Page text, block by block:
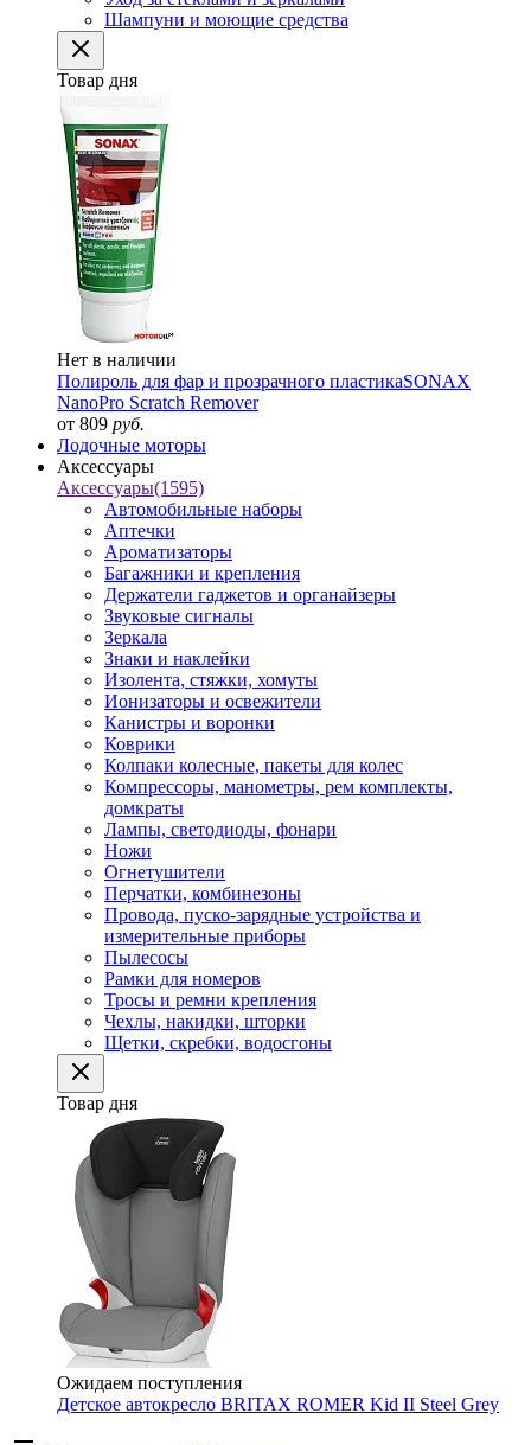
Шампуни и моющие средства
Товар дня
Нет в наличии
Полироль для фар и прозрачного пластикаSONAX
NanoPro Scratch Remover
от 809 руб.
Лодочные моторы
Аксессуары
Аксессуары(1595)
Автомобильные наборы
Аптечки
Ароматизаторы
Багажники и крепления
Держатели гаджетов и органайзеры
Звуковые сигналы
Зеркала
Знаки и наклейки
Изолента, стяжки, хомуты
Ионизаторы и освежители
Канистры и воронки
Коврики
Колпаки колесные, пакеты для колес
Компрессоры, манометры, рем комплекты,
домкраты
Лампы, светодиоды, фонари
Ножи
Огнетушители
Перчатки, комбинезоны
Провода, пуско-зарядные устройства и
измерительные приборы
Пылесосы
Рамки для номеров
Тросы и ремни крепления
Чехлы, накидки, шторки
Щетки, скребки, водосгоны
Товар дня
Ожидаем поступления
Детское автокресло BRITAX ROMER Kid II Steel Grey